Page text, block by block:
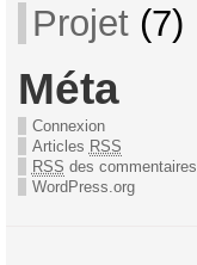
Projet(7)
Méta
Connexion
Articles RSS
RSS des commentaires
WordPress.org